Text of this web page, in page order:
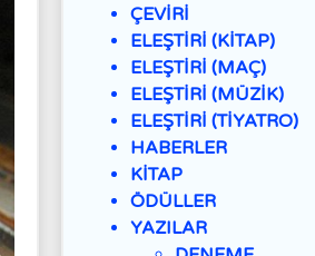
ÇEVİRİ
ELEŞTİRİ (KİTAP)
ELEŞTİRİ (MAÇ)
ELEŞTİRİ (MÜZİK)
ELEŞTİRİ (TİYATRO)
HABERLER
KİTAP
ÖDÜLLER
YAZILAR